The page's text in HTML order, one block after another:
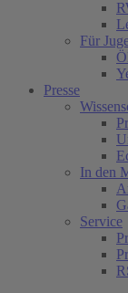
Für
Presse
In den
Service